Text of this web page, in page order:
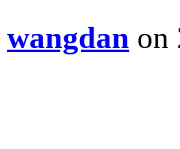
wangdan on